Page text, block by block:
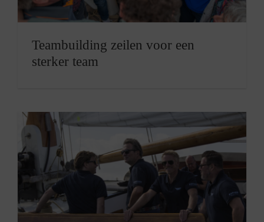
Teambuilding zeilen voor een
sterker team